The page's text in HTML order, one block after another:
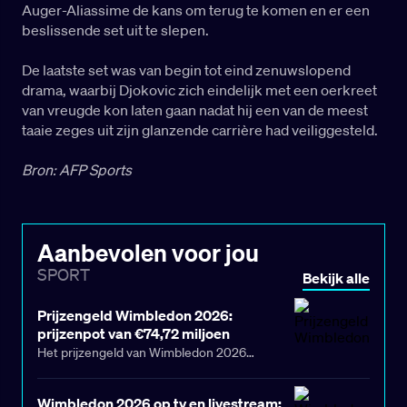
Auger-Aliassime de kans om terug te komen en er een
beslissende set uit te slepen.
De laatste set was van begin tot eind zenuwslopend
drama, waarbij Djokovic zich eindelijk met een oerkreet
van vreugde kon laten gaan nadat hij een van de meest
taaie zeges uit zijn glanzende carrière had veiliggesteld.
Bron: AFP Sports
Aanbevolen voor jou
SPORT Bekijk alle
Prijzengeld Wimbledon 2026:
prijzenpot van €74,72 miljoen
Het prijzengeld van Wimbledon 2026